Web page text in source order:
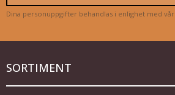
Dina personuppgifter behandlas i enlighet med vår
SORTIMENT